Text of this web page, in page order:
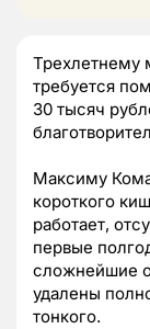
Трехлетнему
требуется
30 тысяч
Максиму
короткого
работает,
первые
сложнейшие
удалены
тонкого.